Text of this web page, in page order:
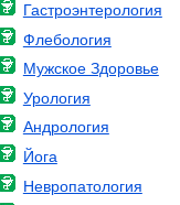
Гастроэнтерология
Флебология
Мужское Здоровье
Урология
Андрология
Йога
Невропатология